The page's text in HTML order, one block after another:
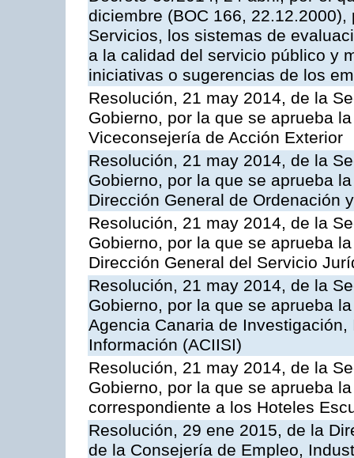
diciembre (BOC 166,
Servicios, los sistemas de
a la calidad del servicio público y
iniciativas o sugerencias de los
Resolución, 21 may 2014, de la
Gobierno, por la que se aprueba
Viceconsejería de Acción Exterior
Resolución, 21 may 2014, de la
Gobierno, por la que se aprueba
Dirección General de Ordenación
Resolución, 21 may 2014, de la
Gobierno, por la que se aprueba
Dirección General del Servicio
Resolución, 21 may 2014, de la
Gobierno, por la que se aprueba
Agencia Canaria de
Información (ACIISI)
Resolución, 21 may 2014, de la
Gobierno, por la que se aprueba
correspondiente a los Hoteles
Resolución, 29 ene 2015, de la
de la Consejería de Empleo,